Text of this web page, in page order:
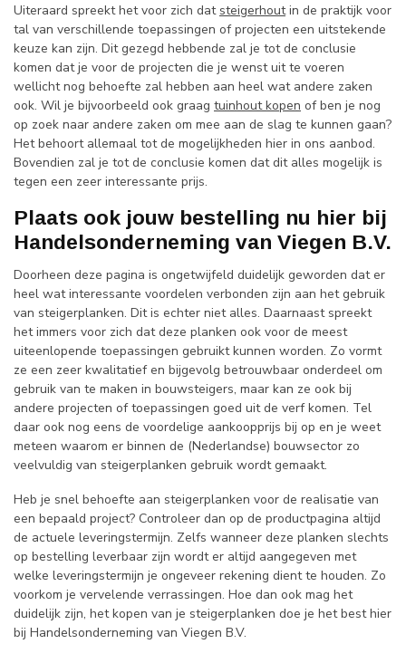
Uiteraard spreekt het voor zich dat steigerhoutin de praktijk voor
tal van verschillende toepassingen of projecten een uitstekende
keuze kan zijn. Dit gezegd hebbende zal je tot de conclusie
komen dat je voor de projecten die je wenst uit te voeren
wellicht nog behoefte zal hebben aan heel wat andere zaken
ook. Wil je bijvoorbeeld ook graag tuinhout kopen of ben je nog
op zoek naar andere zaken om mee aan de slag te kunnen gaan?
Het behoort allemaal tot de mogelijkheden hier in ons aanbod.
Bovendien zal je tot de conclusie komen dat dit alles mogelijk is
tegen een zeer interessante prijs.
Plaats ook jouw bestelling nu hier bij
Handelsonderneming van Viegen B.V.
Doorheen deze pagina is ongetwijfeld duidelijk geworden dat er
heel wat interessante voordelen verbonden zijn aan het gebruik
van steigerplanken. Dit is echter niet alles. Daarnaast spreekt
het immers voor zich dat deze planken ook voor de meest
uiteenlopende toepassingen gebruikt kunnen worden. Zo vormt
ze een zeer kwalitatief en bijgevolg betrouwbaar onderdeel om
gebruik van te maken in bouwsteigers, maar kan ze ook bij
andere projecten of toepassingen goed uit de verf komen. Tel
daar ook nog eens de voordelige aankoopprijs bij op en je weet
meteen waarom er binnen de (Nederlandse) bouwsector zo
veelvuldig van steigerplanken gebruik wordt gemaakt.
Heb je snel behoefte aan steigerplanken voor de realisatie van
een bepaald project? Controleer dan op de productpagina altijd
de actuele leveringstermijn. Zelfs wanneer deze planken slechts
op bestelling leverbaar zijn wordt er altijd aangegeven met
welke leveringstermijn je ongeveer rekening dient te houden. Zo
voorkom je vervelende verrassingen. Hoe dan ook mag het
duidelijk zijn, het kopen van je steigerplanken doe je het best hier
bij Handelsonderneming van Viegen B.V.